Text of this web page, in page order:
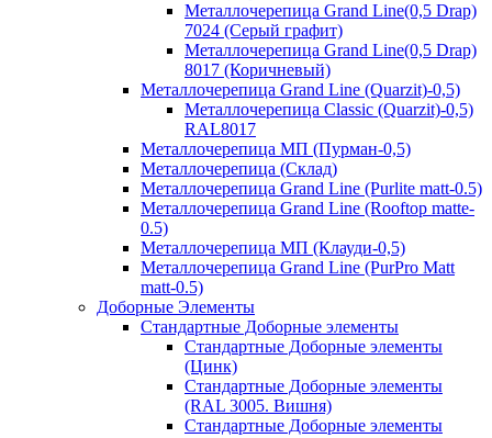
Металлочерепица Grand Line(0,5 Drap)
7024 (Серый графит)
Металлочерепица Grand Line(0,5 Drap)
8017 (Коричневый)
Металлочерепица Grand Line (Quarzit)-0,5)
Металлочерепица Classic (Quarzit)-0,5)
RAL8017
Металлочерепица МП (Пурман-0,5)
Металлочерепица (Склад)
Металлочерепица Grand Line (Purlite matt-0.5)
Металлочерепица Grand Line (Rooftop matte-
0.5)
Металлочерепица МП (Клауди-0,5)
Металлочерепица Grand Line (PurPro Matt
matt-0.5)
Доборные Элементы
Стандартные Доборные элементы
Стандартные Доборные элементы
(Цинк)
Стандартные Доборные элементы
(RAL 3005. Вишня)
Стандартные Доборные элементы